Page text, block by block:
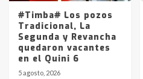
#Timba# Los pozos
Tradicional, La
Segunda y Revancha
quedaron vacantes
en el Quini 6
5 agosto, 2026